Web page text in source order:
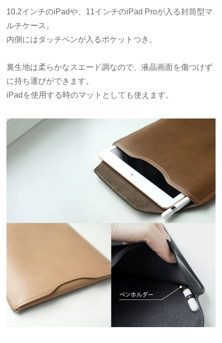
10.2インチのiPadや、11インチのiPad Proが入る封筒型マ
ルチケース。
内側にはタッチペンが入るポケットつき。
裏生地は柔らかなスエード調なので、液晶画面を傷つけず
に持ち運びができます。
iPadを使用する時のマットとしても使えます。